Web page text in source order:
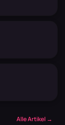
Alle Artikel →